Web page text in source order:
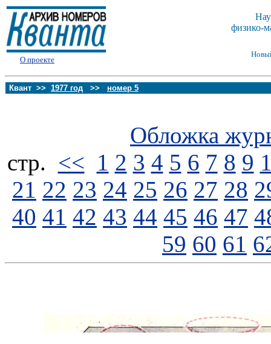
О проекте
физико-
Квант >> 1977 год >> номер 5
Обложка
стp. << 1 2 3 4 5 6 7 8 9
21 22 23 24 25 26 27 28
40 41 42 43 44 45 46 47
59 60 61